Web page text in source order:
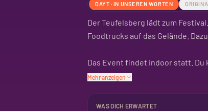
DAYT · IN UNSEREN WORTEN
Der Teufelsberg lädt zum
Foodtrucks auf das Gelände.
Das Event findet indoor statt. Du
entdecken. Ein Fest für Augen
Plan den Besuch mit Freunden
Mehr anzeigen
WAS DICH ERWARTET